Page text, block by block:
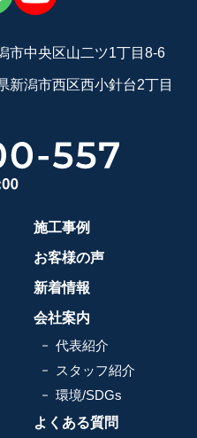
市中央区山二ツ1丁目8-6
潟市西区西小針台2丁目
施工事例
お客様の声
新着情報
会社案内
代表紹介
スタッフ紹介
環境/SDGs
よくある質問